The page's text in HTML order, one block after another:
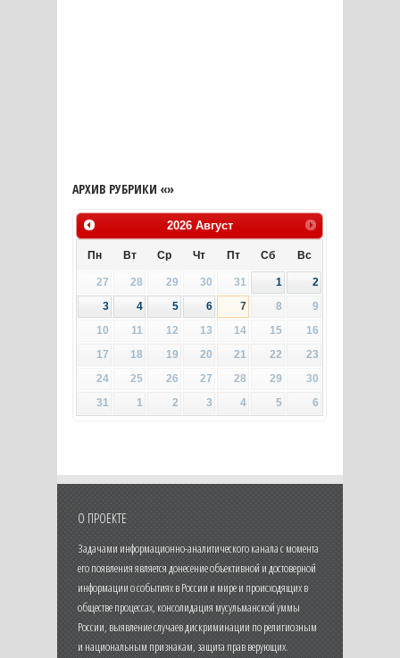
АРХИВ РУБРИКИ «»
2026 Август
Пн Вт Ср Чт Пт Сб Вс
27 28 29 30 31 1
2
3
4 5 6 7 8
9
10
11 12 13 14 15
16
17
18 19 20 21 22
23
24
25 26 27 28 29
30
31
1 2 3 4 5 6
О ПРОЕКТЕ
Задачами информационно-аналитического канала с момента
его появления является донесение объективной и достоверной
информации о событиях в России и мире и происходящих в
обществе процессах, консолидация мусульманской уммы
России, выявление случаев дискриминации по религиозным
и национальным признакам, защита прав верующих.